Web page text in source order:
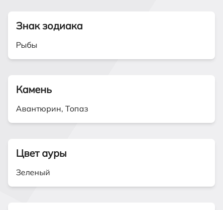
Знак зодиака
Рыбы
Камень
Авантюрин, Топаз
Цвет ауры
Зеленый